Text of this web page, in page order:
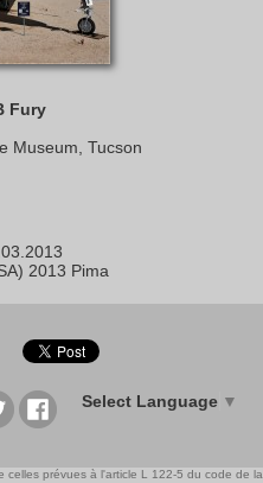
Fury
Museum, Tucson
2013 Pima
Select Language ▼
prévues à l'article L 122-5 du code de la